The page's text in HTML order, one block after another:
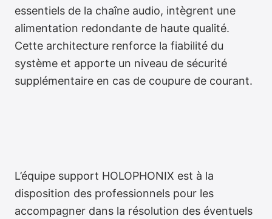
essentiels de la chaîne audio, intègrent une
alimentation redondante de haute qualité.
Cette architecture renforce la fiabilité du
système et apporte un niveau de sécurité
supplémentaire en cas de coupure de courant.
L’équipe support HOLOPHONIX est à la
disposition des professionnels pour les
accompagner dans la résolution des éventuels